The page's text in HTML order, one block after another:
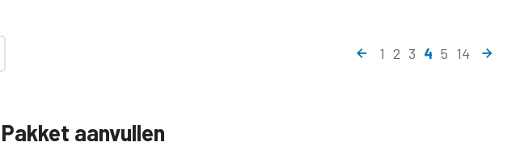
1 2 3 4 5 14
Pakket aanvullen